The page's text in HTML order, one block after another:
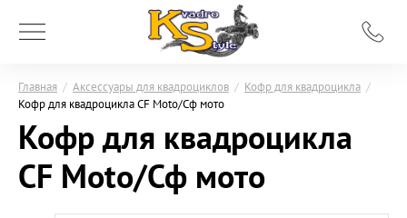
Главная / Аксессуары для квадроциклов / Кофр для квадроцикла /
Кофр для квадроцикла CF Moto/Сф мото
Кофр для квадроцикла
CF Moto/Сф мото